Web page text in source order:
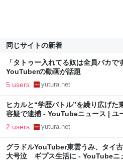
同じサイトの新着
「タトゥー入れてる奴は全員バカ
YouTuberの動画が話題
5 users yutura.net
ヒカルと“学歴バトル”を繰り広げ
容疑で逮捕 - YouTubeニュース | ユ
2 users yutura.net
グラドルYouTuber東雲うみ、タイ
大号泣 ギプス生活に - YouTubeニ